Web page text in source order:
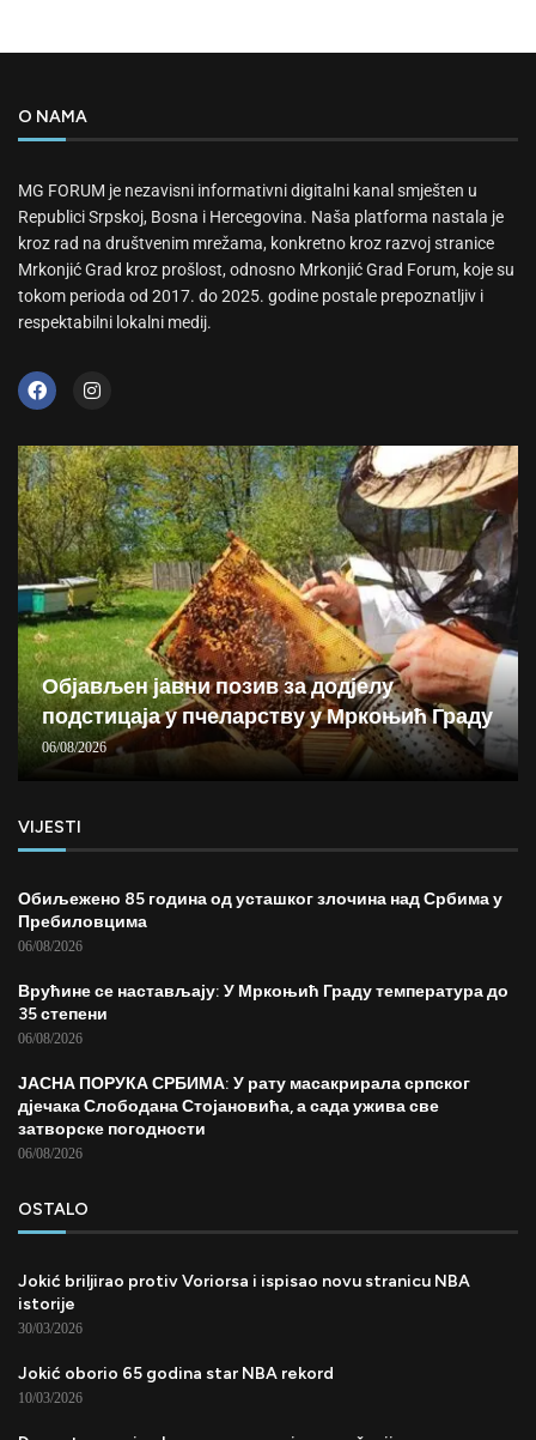
O NAMA
MG FORUM je nezavisni informativni digitalni kanal smješten u
Republici Srpskoj, Bosna i Hercegovina. Naša platforma nastala je
kroz rad na društvenim mrežama, konkretno kroz razvoj stranice
Mrkonjić Grad kroz prošlost, odnosno Mrkonjić Grad Forum, koje su
tokom perioda od 2017. do 2025. godine postale prepoznatljiv i
respektabilni lokalni medij.
Објављен јавни позив за додјелу
подстицаја у пчеларству у Мркоњић Граду
06/08/2026
VIJESTI
Обиљежено 85 година од усташког злочина над Србима у
Пребиловцима
06/08/2026
Врућине се настављају: У Мркоњић Граду температура до
35 степени
06/08/2026
ЈАСНА ПОРУКА СРБИМА: У рату масакрирала српског
дјечака Слободана Стојановића, а сада ужива све
затворске погодности
06/08/2026
OSTALO
Jokić briljirao protiv Voriorsa i ispisao novu stranicu NBA
istorije
30/03/2026
Jokić oborio 65 godina star NBA rekord
10/03/2026